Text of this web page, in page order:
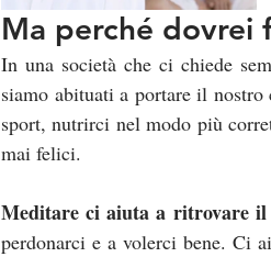
Ma perché dovrei
In una società che ci chiede
siamo abituati a portare il
sport, nutrirci nel modo più
mai felici.
Meditare ci aiuta a ritrovare il
perdonarci e a volerci bene. Ci